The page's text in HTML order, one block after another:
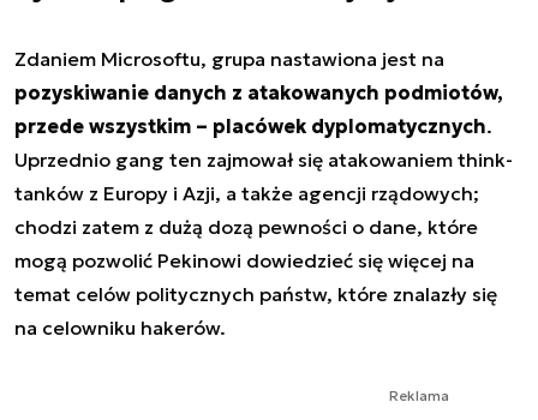
Zdaniem Microsoftu, grupa nastawiona jest na
pozyskiwanie danych z atakowanych podmiotów,
przede wszystkim – placówek dyplomatycznych.
Uprzednio gang ten zajmował się atakowaniem think-
tanków z Europy i Azji, a także agencji rządowych;
chodzi zatem z dużą dozą pewności o dane, które
mogą pozwolić Pekinowi dowiedzieć się więcej na
temat celów politycznych państw, które znalazły się
na celowniku hakerów.
Reklama